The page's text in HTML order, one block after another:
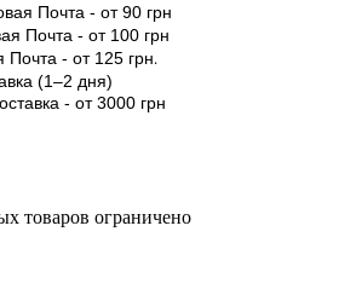
Почта - от 90 грн
Почта - от 100 грн
Почта - от 125 грн.
(1–2 дня)
- от 3000 грн
товаров ограничено